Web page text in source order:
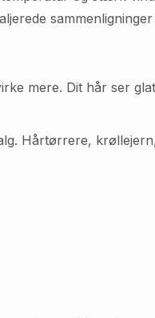
mere. Dit hår ser
Hårtørrere,